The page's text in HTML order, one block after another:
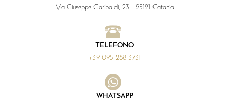
Via Giuseppe Garibaldi, 23 - 95121 Catania
TELEFONO
+39 095 288 3731
WHATSAPP